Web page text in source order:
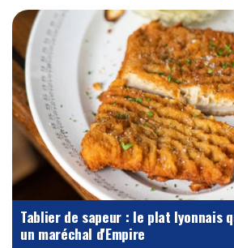
Tablier de sapeur : le plat lyonnais
un maréchal d'Empire